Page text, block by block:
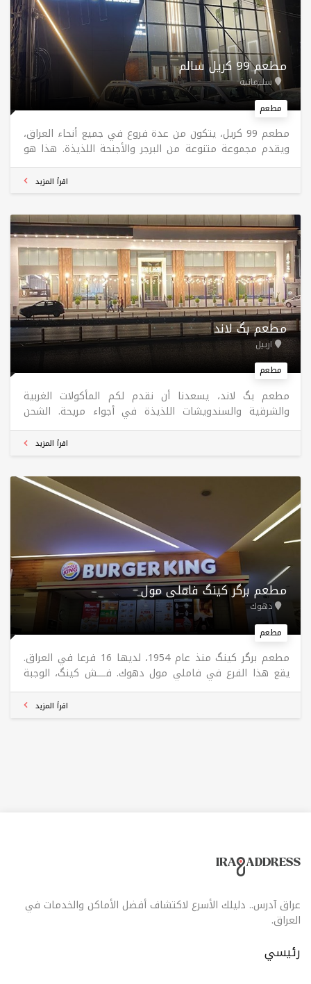
مطعم 99 کریل سالم
سليمانية
مطعم
مطعم 99 کریل، يتكون من عدة فروع في جميع أنحاء العراق،
ويقدم مجموعة متنوعة من البرجر والأجنحة اللذيذة. هذا هو
فرع السليمانية.
اقرأ المزيد
مطعم بگ لاند
اربيل
مطعم
مطعم بگ لاند، يسعدنا أن نقدم لكم المأكولات الغربية
والشرقية والسندويشات اللذيذة في أجواء مريحة. الشحن
مجاني
اقرأ المزيد
مطعم برگر کینگ فاملی مول
دهوك
مطعم
مطعم برگر كينگ منذ عام 1954، لديها 16 فرعا في العراق.
يقع هذا الفرع في فاملي مول دهوك. فــــش كينگ، الوجبة
الجديدة، جبنالكم نكهة من أعماق البحر لكل محبين السمچ،،
جربوها هسه من برگر كينگ قبل لا ترجع للبحر لأن موجودة
اقرأ المزيد
عراق آدرس.. دليلك الأسرع لاكتشاف أفضل الأماكن والخدمات في
العراق.
رئيسي